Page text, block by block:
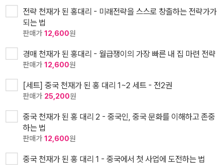
전략 천재가 된 홍대리 - 미래전략을 스스로 창출하는 전략가가
되는 법
판매가 12,600원
경매 천재가 된 홍대리 - 월급쟁이의 가장 빠른 내 집 마련 전략
판매가 12,600원
[세트] 중국 천재가 된 홍 대리 1~2 세트 - 전2권
판매가 25,200원
중국 천재가 된 홍 대리 2 - 중국인, 중국 문화를 이해하고 존중
하는 법
판매가 12,600원
중국 천재가 된 홍 대리 1 - 중국에서 첫 사업에 도전하는 법